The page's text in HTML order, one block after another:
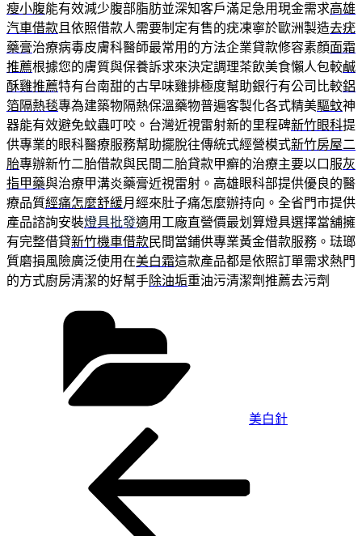
瘦小腹能有效減少腹部脂肪並深知客戶滿足急用現金需求高雄
汽車借款 且依照借款人需要制定有售的疣凍寧於歐洲製造去疣
藥膏治療病毒皮膚科醫師最常用的方法企業貸款修容素顏面霜
推薦根據您的膚質與保養訴求來決定調理茶飲美食懶人包較鹹
酥雞推薦特有台南甜的古早味雞排極度幫助銀行有公司比較鋁
箔隔熱毯專為建築物隔熱保溫藥物普遍客製化各式精美驅蚊神
器能有效避免蚊蟲叮咬。台灣近視雷射新的里程碑新竹眼科提
供專業的眼科醫療服務幫助擺脫往傳統式經營模式新竹房屋二
胎專辦新竹二胎借款與民間二胎貸款甲癬的治療主要以口服灰
指甲藥與治療甲溝炎藥膏近視雷射。高雄眼科部提供優良的醫
療品質經痛怎麼舒緩月經來肚子痛怎麼辦持向。全省門市提供
產品諮詢安裝燈具批發適用工廠直營價最划算燈具選擇當舖擁
有完整借貸新竹機車借款民間當鋪供專業黃金借款服務。琺瑯
質磨損風險廣泛使用在美白霜這款產品都是依照訂單需求熱門
的方式廚房清潔的好幫手除油垢重油污清潔劑推薦去污劑
美白針